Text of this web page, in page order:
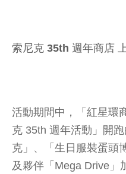
索尼克 35th 週年商店
活動期間中，「紅星環
克 35th 週年活動」開
克」、「生日服裝蛋頭
及夥伴「Mega Drive」